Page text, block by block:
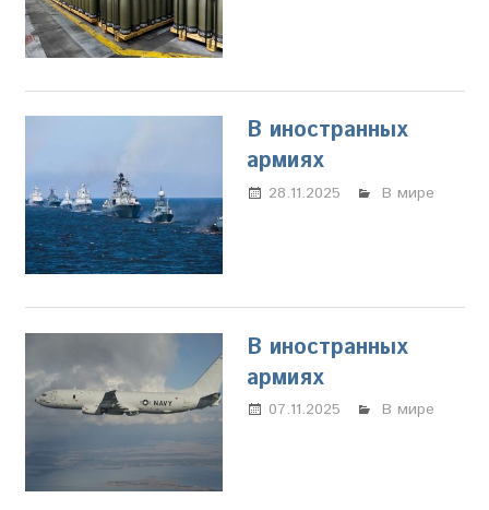
В иностранных
армиях
28.11.2025
Марина
В мире
В иностранных
армиях
07.11.2025
Настя
В мире